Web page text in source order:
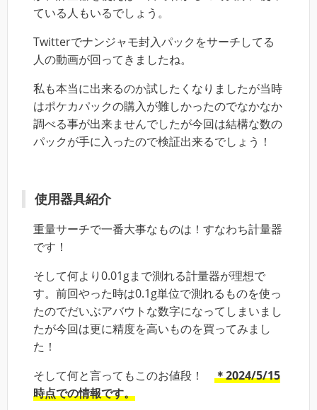
ている人もいるでしょう。
Twitterでナンジャモ封入パックをサーチしてる
人の動画が回ってきましたね。
私も本当に出来るのか試したくなりましたが当時
はポケカパックの購入が難しかったのでなかなか
調べる事が出来ませんでしたが今回は結構な数の
パックが手に入ったので検証出来るでしょう！
使用器具紹介
重量サーチで一番大事なものは！すなわち計量器
です！
そして何より0.01gまで測れる計量器が理想で
す。前回やった時は0.1g単位で測れるものを使っ
たのでだいぶアバウトな数字になってしまいまし
たが今回は更に精度を高いものを買ってみまし
た！
そして何と言ってもこのお値段！ ＊2024/5/15
時点での情報です。